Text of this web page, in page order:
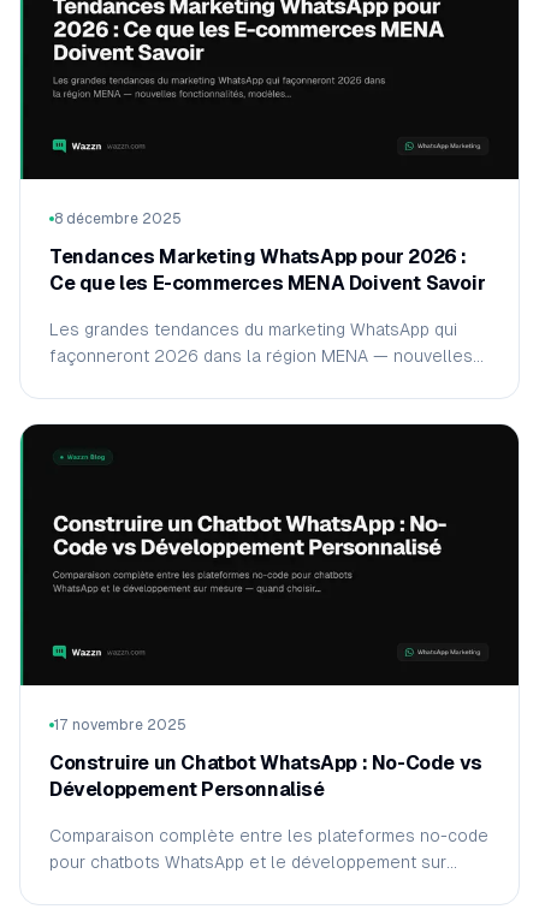
8 décembre 2025
Tendances Marketing WhatsApp pour 2026 :
Ce que les E-commerces MENA Doivent Savoir
Les grandes tendances du marketing WhatsApp qui
façonneront 2026 dans la région MENA — nouvelles
17 novembre 2025
Construire un Chatbot WhatsApp : No-Code vs
Développement Personnalisé
Comparaison complète entre les plateformes no-code
pour chatbots WhatsApp et le développement sur